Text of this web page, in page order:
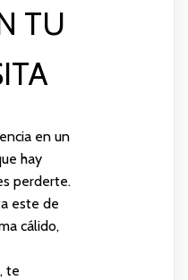
TU
en un
hay
perderte.
este de
cálido,
te